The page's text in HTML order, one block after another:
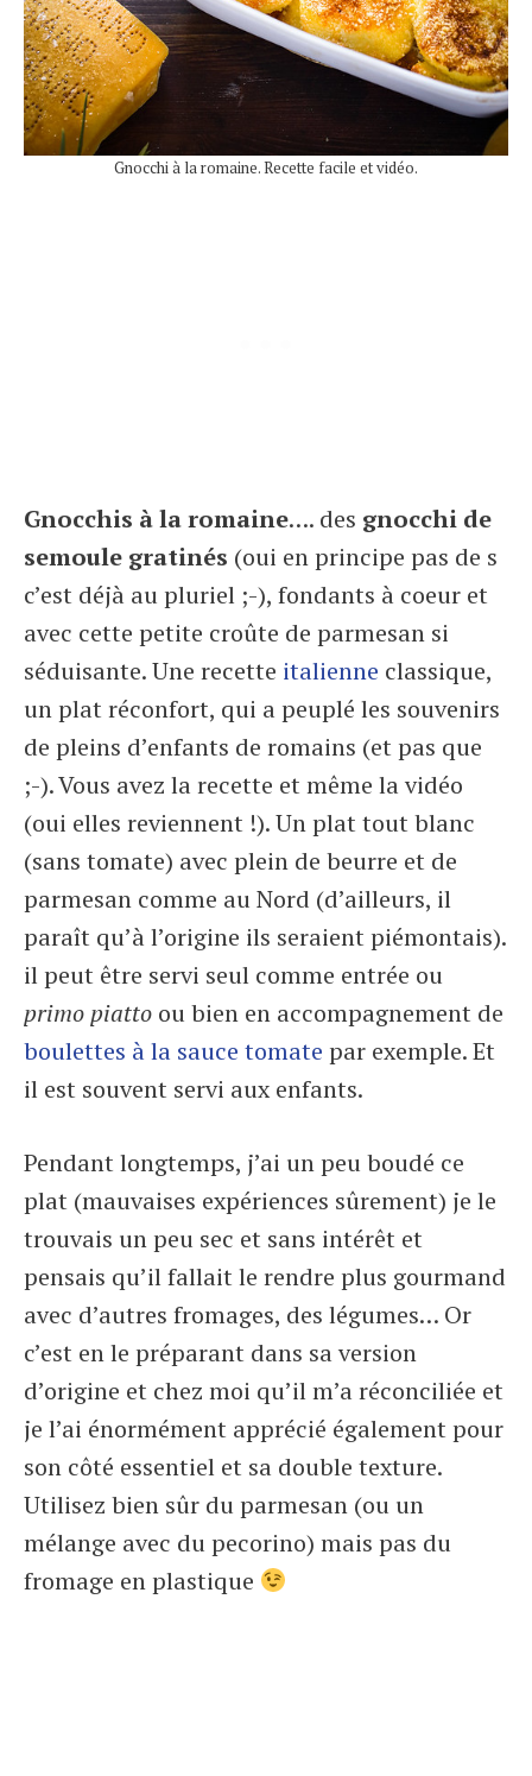
Gnocchi à la romaine. Recette facile et vidéo.
Gnocchis à la romaine…. des gnocchi de
semoule gratinés (oui en principe pas de s
c’est déjà au pluriel ;-), fondants à coeur et
avec cette petite croûte de parmesan si
séduisante. Une recette italienne classique,
un plat réconfort, qui a peuplé les souvenirs
de pleins d’enfants de romains (et pas que
;-). Vous avez la recette et même la vidéo
(oui elles reviennent !). Un plat tout blanc
(sans tomate) avec plein de beurre et de
parmesan comme au Nord (d’ailleurs, il
paraît qu’à l’origine ils seraient piémontais).
il peut être servi seul comme entrée ou
primo piatto ou bien en accompagnement de
boulettes à la sauce tomate par exemple. Et
il est souvent servi aux enfants.
Pendant longtemps, j’ai un peu boudé ce
plat (mauvaises expériences sûrement) je le
trouvais un peu sec et sans intérêt et
pensais qu’il fallait le rendre plus gourmand
avec d’autres fromages, des légumes… Or
c’est en le préparant dans sa version
d’origine et chez moi qu’il m’a réconciliée et
je l’ai énormément apprécié également pour
son côté essentiel et sa double texture.
Utilisez bien sûr du parmesan (ou un
mélange avec du pecorino) mais pas du
fromage en plastique